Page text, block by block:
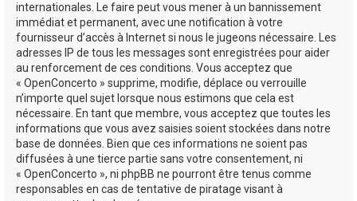
internationales. Le faire peut vous mener à un bannissement
immédiat et permanent, avec une notification à votre
fournisseur d’accès à Internet si nous le jugeons nécessaire. Les
adresses IP de tous les messages sont enregistrées pour aider
au renforcement de ces conditions. Vous acceptez que
« OpenConcerto » supprime, modifie, déplace ou verrouille
n’importe quel sujet lorsque nous estimons que cela est
nécessaire. En tant que membre, vous acceptez que toutes les
informations que vous avez saisies soient stockées dans notre
base de données. Bien que ces informations ne soient pas
diffusées à une tierce partie sans votre consentement, ni
« OpenConcerto », ni phpBB ne pourront être tenus comme
responsables en cas de tentative de piratage visant à